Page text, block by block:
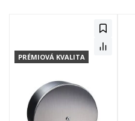
PRÉMIOVÁ KVALITA